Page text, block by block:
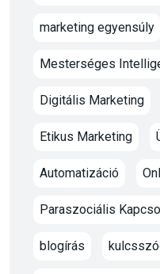
marketing egyensúly
Mesterséges
Digitális Marketing
Etikus Marketing
Automatizáció
Paraszociális
blogírás